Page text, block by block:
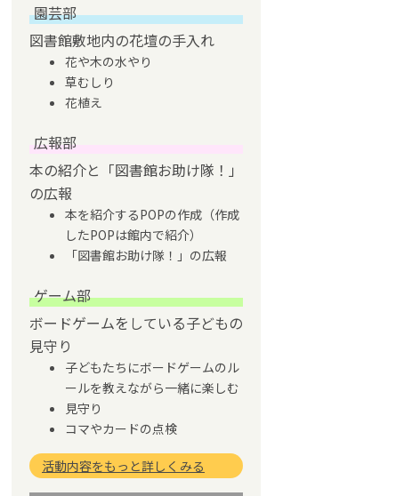
園芸部
図書館敷地内の花壇の手入れ
花や木の水やり
草むしり
花植え
広報部
本の紹介と「図書館お助け隊！」
の広報
本を紹介するPOPの作成（作成
したPOPは館内で紹介）
「図書館お助け隊！」の広報
ゲーム部
ボードゲームをしている子どもの
見守り
子どもたちにボードゲームのル
ールを教えながら一緒に楽しむ
見守り
コマやカードの点検
活動内容をもっと詳しくみる